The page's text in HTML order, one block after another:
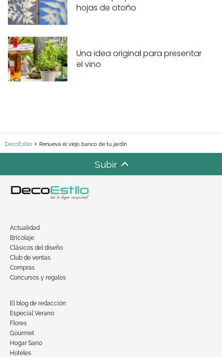
hojas de otoño
Una idea original para presentar
el vino
DecoEstilo Renueva el viejo banco de tu jardín
Subir
Actualidad
Bricolaje
Clásicos del diseño
Club de ventas
Compras
Concursos y regalos
El blog de redacción
Especial Verano
Flores
Gourmet
Hogar Sano
Hoteles